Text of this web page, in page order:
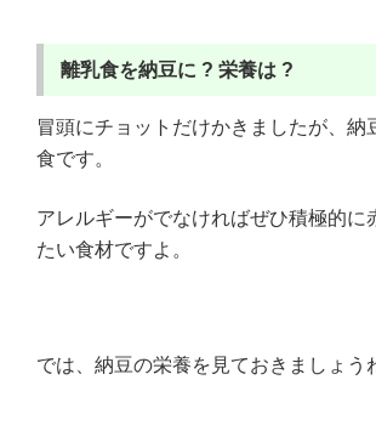
離乳食を納豆に ? 栄養は ?
冒頭にチョットだけかきましたが、納
食です。
アレルギーがでなければぜひ積極的に
たい食材ですよ。
では、納豆の栄養を見ておきましょう